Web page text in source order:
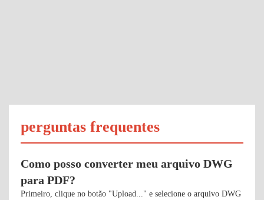
perguntas frequentes
Como posso converter meu arquivo DWG
para PDF?
Primeiro, clique no botão "Upload..." e selecione o arquivo DWG